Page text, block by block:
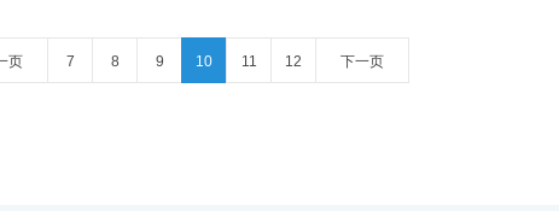
页 7 8 9 10 11 12 下一页